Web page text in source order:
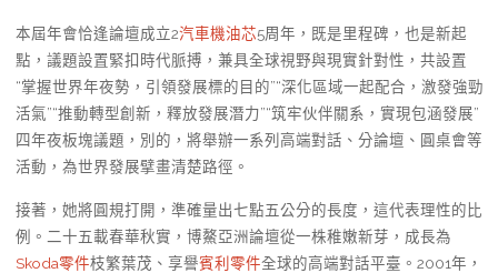
本屆年會恰逢論壇成立2汽車機油芯5周年，既是里程碑，也是新起
點，議題設置緊扣時代脈搏，兼具全球視野與現實針對性，共設置
“掌握世界年夜勢，引領發展標的目的”“深化區域一起配合，激發強勁
活氣”“推動轉型創新，釋放發展潛力”“筑牢伙伴關系，實現包涵發展”
四年夜板塊議題，別的，將舉辦一系列高端對話、分論壇、圓桌會等
活動，為世界發展擘畫清楚路徑。
接著，她將圓規打開，準確量出七點五公分的長度，這代表理性的比
例。二十五載春華秋實，博鰲亞洲論壇從一株稚嫩新芽，成長為
Skoda零件枝繁葉茂、享譽賓利零件全球的高端對話平臺。2001年，